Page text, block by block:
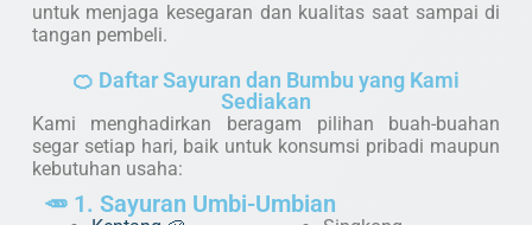
untuk menjaga kesegaran dan kualitas saat sampai di
tangan pembeli.
🍊 Daftar Sayuran dan Bumbu yang Kami
Sediakan
Kami menghadirkan beragam pilihan buah-buahan
segar setiap hari, baik untuk konsumsi pribadi maupun
kebutuhan usaha:
🥕 1. Sayuran Umbi-Umbian